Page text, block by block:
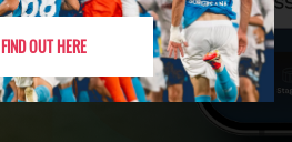
FIND OUT HERE